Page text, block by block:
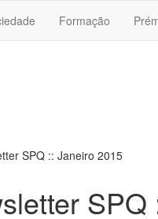
Formação
SPQ :: Janeiro 2015